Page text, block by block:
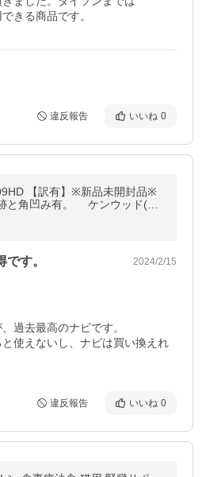
きる商品です。
違反報告 いいね 0
【訳有】※新品未開封品※
と角凹み有。 ケンウッド(KE
ジ180mm 2DINナビゲーショ
す。 2024/2/15
過去最高のナビです。
使えないし、ナビは買い換えれ
違反報告 いいね 0